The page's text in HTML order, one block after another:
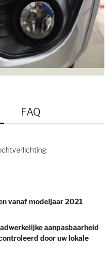
FAQ
vanaf modeljaar 2021
aanpasbaarheid
door uw lokale